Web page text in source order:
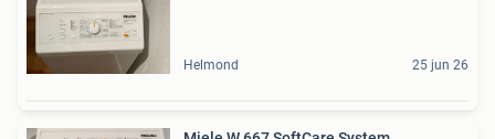
Helmond 25 jun 26